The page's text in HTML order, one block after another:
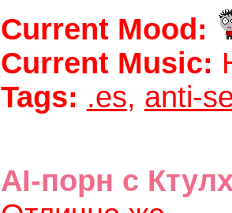
Current Mood:
Current Music:
Tags: .es, anti-
AI-порн с